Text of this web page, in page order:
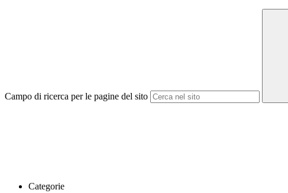
Campo di ricerca per le pagine del sito
Categorie